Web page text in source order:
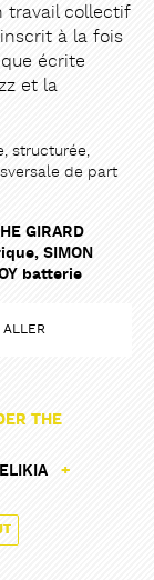
travail collectif
à la fois
écrite
et la
structurée,
de part
GIRARD
SIMON
batterie
ALLER
THE
+